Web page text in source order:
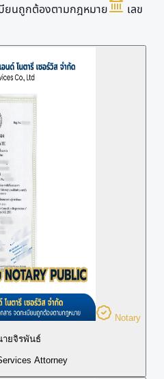
ยนถูกต้องตามกฎหมาย
เลข
Notary
ยจิรพันธ์
Attorney